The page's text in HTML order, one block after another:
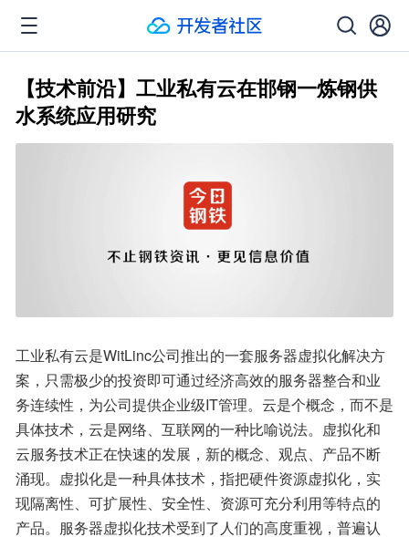
【技术前沿】工业私有云在邯钢一炼钢供
水系统应用研究
工业私有云是WitLinc公司推出的一套服务器虚拟化解决方
案，只需极少的投资即可通过经济高效的服务器整合和业
务连续性，为公司提供企业级IT管理。云是个概念，而不是
具体技术，云是网络、互联网的一种比喻说法。虚拟化和
云服务技术正在快速的发展，新的概念、观点、产品不断
涌现。虚拟化是一种具体技术，指把硬件资源虚拟化，实
现隔离性、可扩展性、安全性、资源可充分利用等特点的
产品。服务器虚拟化技术受到了人们的高度重视，普遍认